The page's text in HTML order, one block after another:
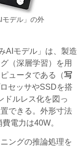
モデル」の外
AIモデル」は、製造
（深層学習）を用
ュータである（写
セッサやSSDを搭
ドルレス化を図っ
できる。外形寸法
電力は40W。
ングの推論処理を